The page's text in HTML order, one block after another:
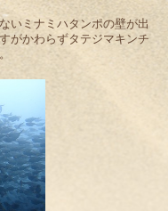
いミナミハタンポの壁が出
がかわらずタテジマキンチ